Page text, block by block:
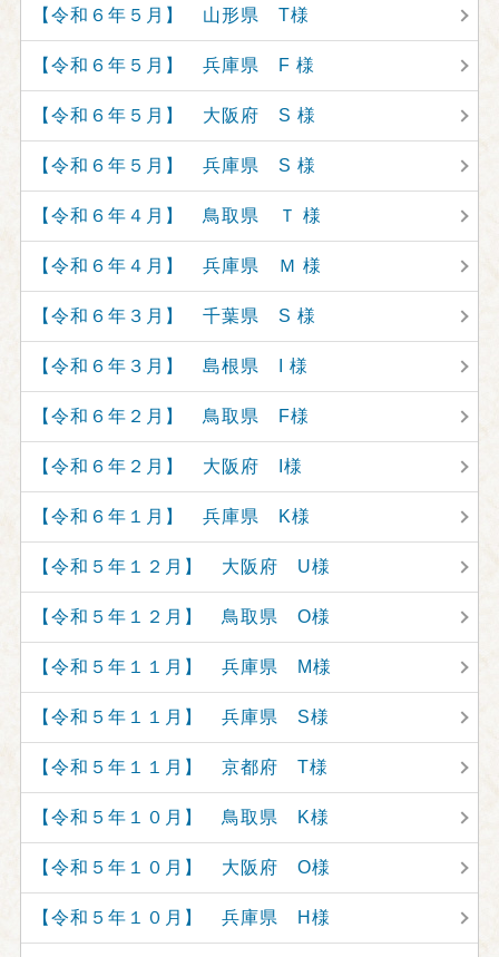
【令和６年５月】 山形県 T様
【令和６年５月】 兵庫県 F 様
【令和６年５月】 大阪府 S 様
【令和６年５月】 兵庫県 S 様
【令和６年４月】 鳥取県 Ｔ 様
【令和６年４月】 兵庫県 Ｍ 様
【令和６年３月】 千葉県 S 様
【令和６年３月】 島根県 I 様
【令和６年２月】 鳥取県 F様
【令和６年２月】 大阪府 I様
【令和６年１月】 兵庫県 K様
【令和５年１２月】 大阪府 U様
【令和５年１２月】 鳥取県 O様
【令和５年１１月】 兵庫県 M様
【令和５年１１月】 兵庫県 S様
【令和５年１１月】 京都府 T様
【令和５年１０月】 鳥取県 K様
【令和５年１０月】 大阪府 O様
【令和５年１０月】 兵庫県 H様